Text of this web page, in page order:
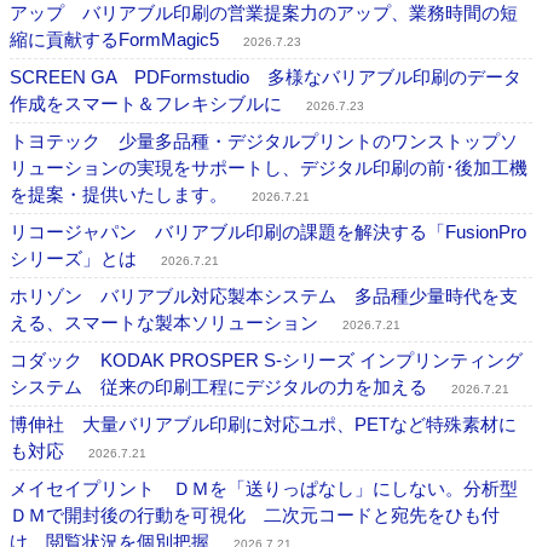
アップ バリアブル印刷の営業提案力のアップ、業務時間の短
縮に貢献するFormMagic5
2026.7.23
SCREEN GA PDFormstudio 多様なバリアブル印刷のデータ
作成をスマート＆フレキシブルに
2026.7.23
トヨテック 少量多品種・デジタルプリントのワンストップソ
リューションの実現をサポートし、デジタル印刷の前･後加工機
を提案・提供いたします。
2026.7.21
リコージャパン バリアブル印刷の課題を解決する「FusionPro
シリーズ」とは
2026.7.21
ホリゾン バリアブル対応製本システム 多品種少量時代を支
える、スマートな製本ソリューション
2026.7.21
コダック KODAK PROSPER S-シリーズ インプリンティング
システム 従来の印刷工程にデジタルの力を加える
2026.7.21
博伸社 大量バリアブル印刷に対応ユポ、PETなど特殊素材に
も対応
2026.7.21
メイセイプリント ＤＭを「送りっぱなし」にしない。分析型
ＤＭで開封後の行動を可視化 二次元コードと宛先をひも付
け、閲覧状況を個別把握
2026.7.21